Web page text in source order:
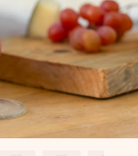
quelques étapes – avec
qui touche le cœur.
pour le moment idéal.